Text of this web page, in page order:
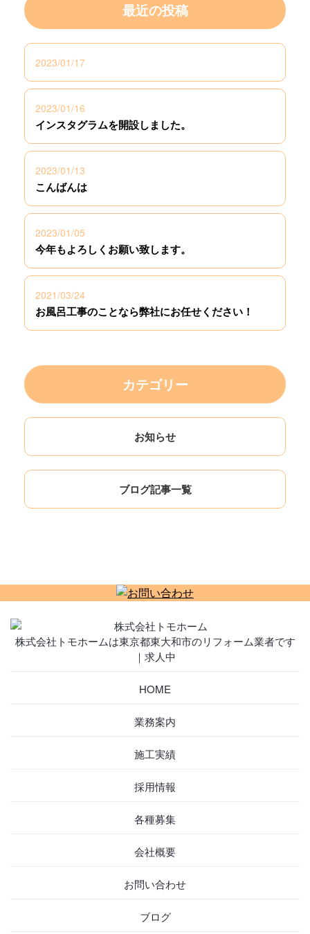
最近の投稿
2023/01/17
2023/01/16
インスタグラムを開設しました。
2023/01/13
こんばんは
2023/01/05
今年もよろしくお願い致します。
2021/03/24
お風呂工事のことなら弊社にお任せください！
カテゴリー
お知らせ
ブログ記事一覧
株式会社トモホームは東京都東大和市のリフォーム業者です
｜求人中
HOME
業務案内
施工実績
採用情報
各種募集
会社概要
お問い合わせ
ブログ